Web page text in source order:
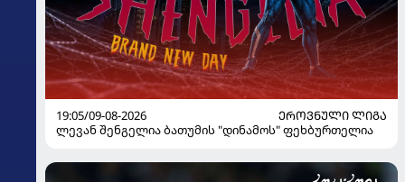
19:05/09-08-2026
ᲔᲠᲝᲕᲜᲣᲚᲘ ᲚᲘᲒᲐ
ლევან შენგელია ბათუმის "დინამოს" ფეხბურთელია